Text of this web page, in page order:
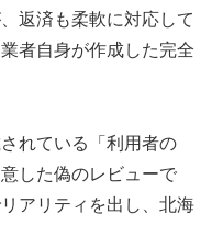
返済も柔軟に対応して
者自身が作成した完全
れている「利用者の
した偽のレビューで
アリティを出し、北海